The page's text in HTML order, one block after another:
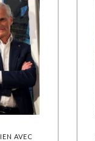
AVEC